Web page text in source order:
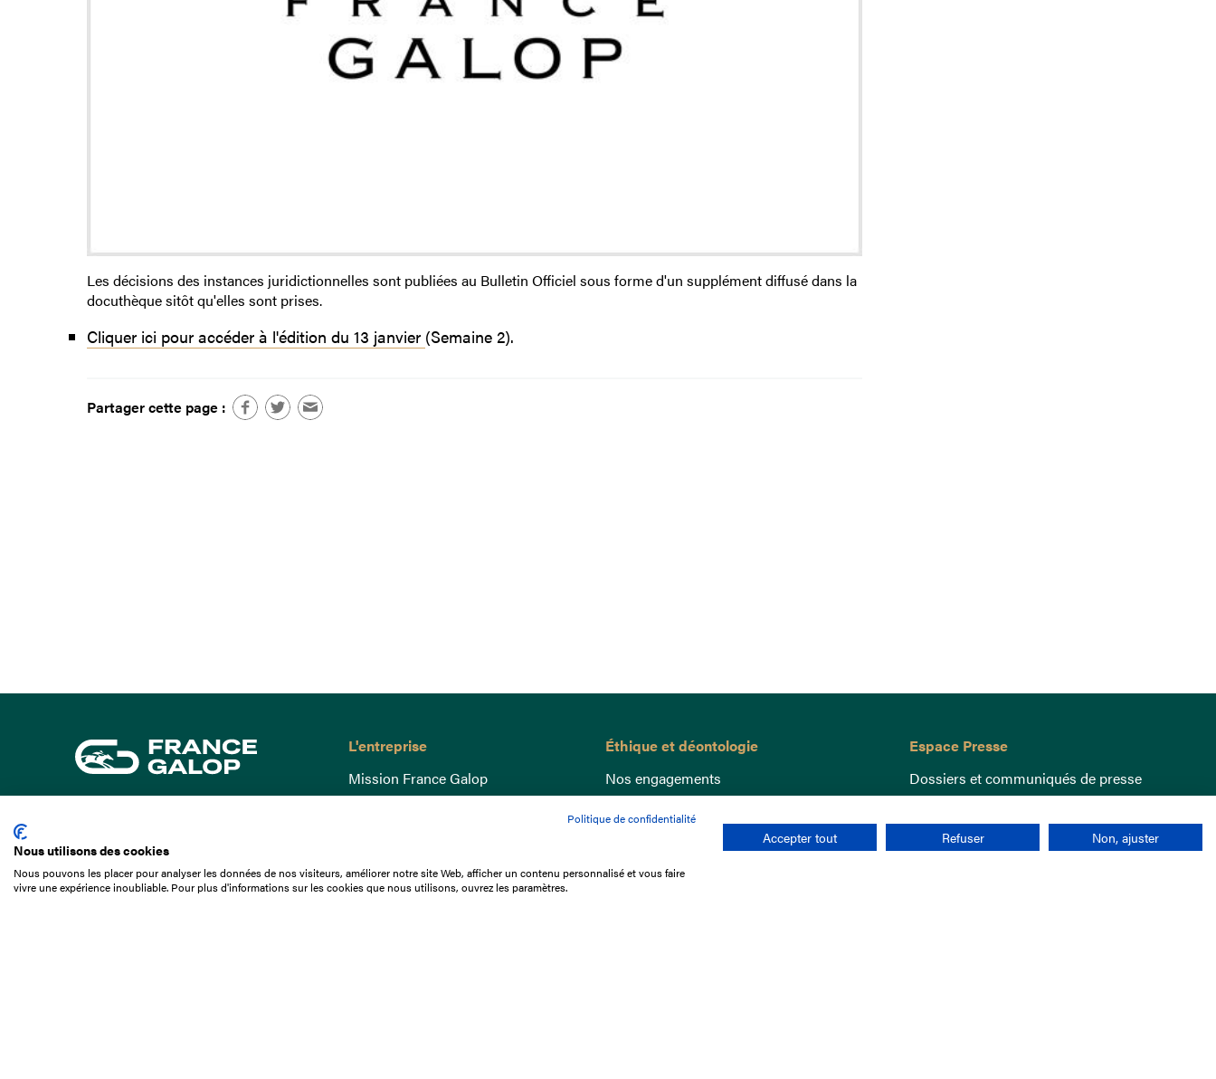
Les décisions des instances juridictionnelles sont publiées au Bulletin Officiel sous forme d'un supplément diffusé dans la
docuthèque sitôt qu'elles sont prises.
Cliquer ici pour accéder à l'édition du 13 janvier (Semaine 2).
Partager cette page :
01 49 10 20 29
L'entreprise
Mission France Galop
Gouvernance
Comprendre les courses
Docuthèque
Éthique et déontologie
Nos engagements
Lutte anti-dopage
Bien être equin
Index Egalité Femmes-Hommes
Jeu responsable
Espace Presse
Dossiers et communiqués de presse
Politique de confidentialité
Nous utilisons des cookies
Nous pouvons les placer pour analyser les données de nos visiteurs, améliorer notre site Web, afficher un contenu personnalisé et vous faire
vivre une expérience inoubliable. Pour plus d'informations sur les cookies que nous utilisons, ouvrez les paramètres.
Accepter tout Refuser Non, ajuster